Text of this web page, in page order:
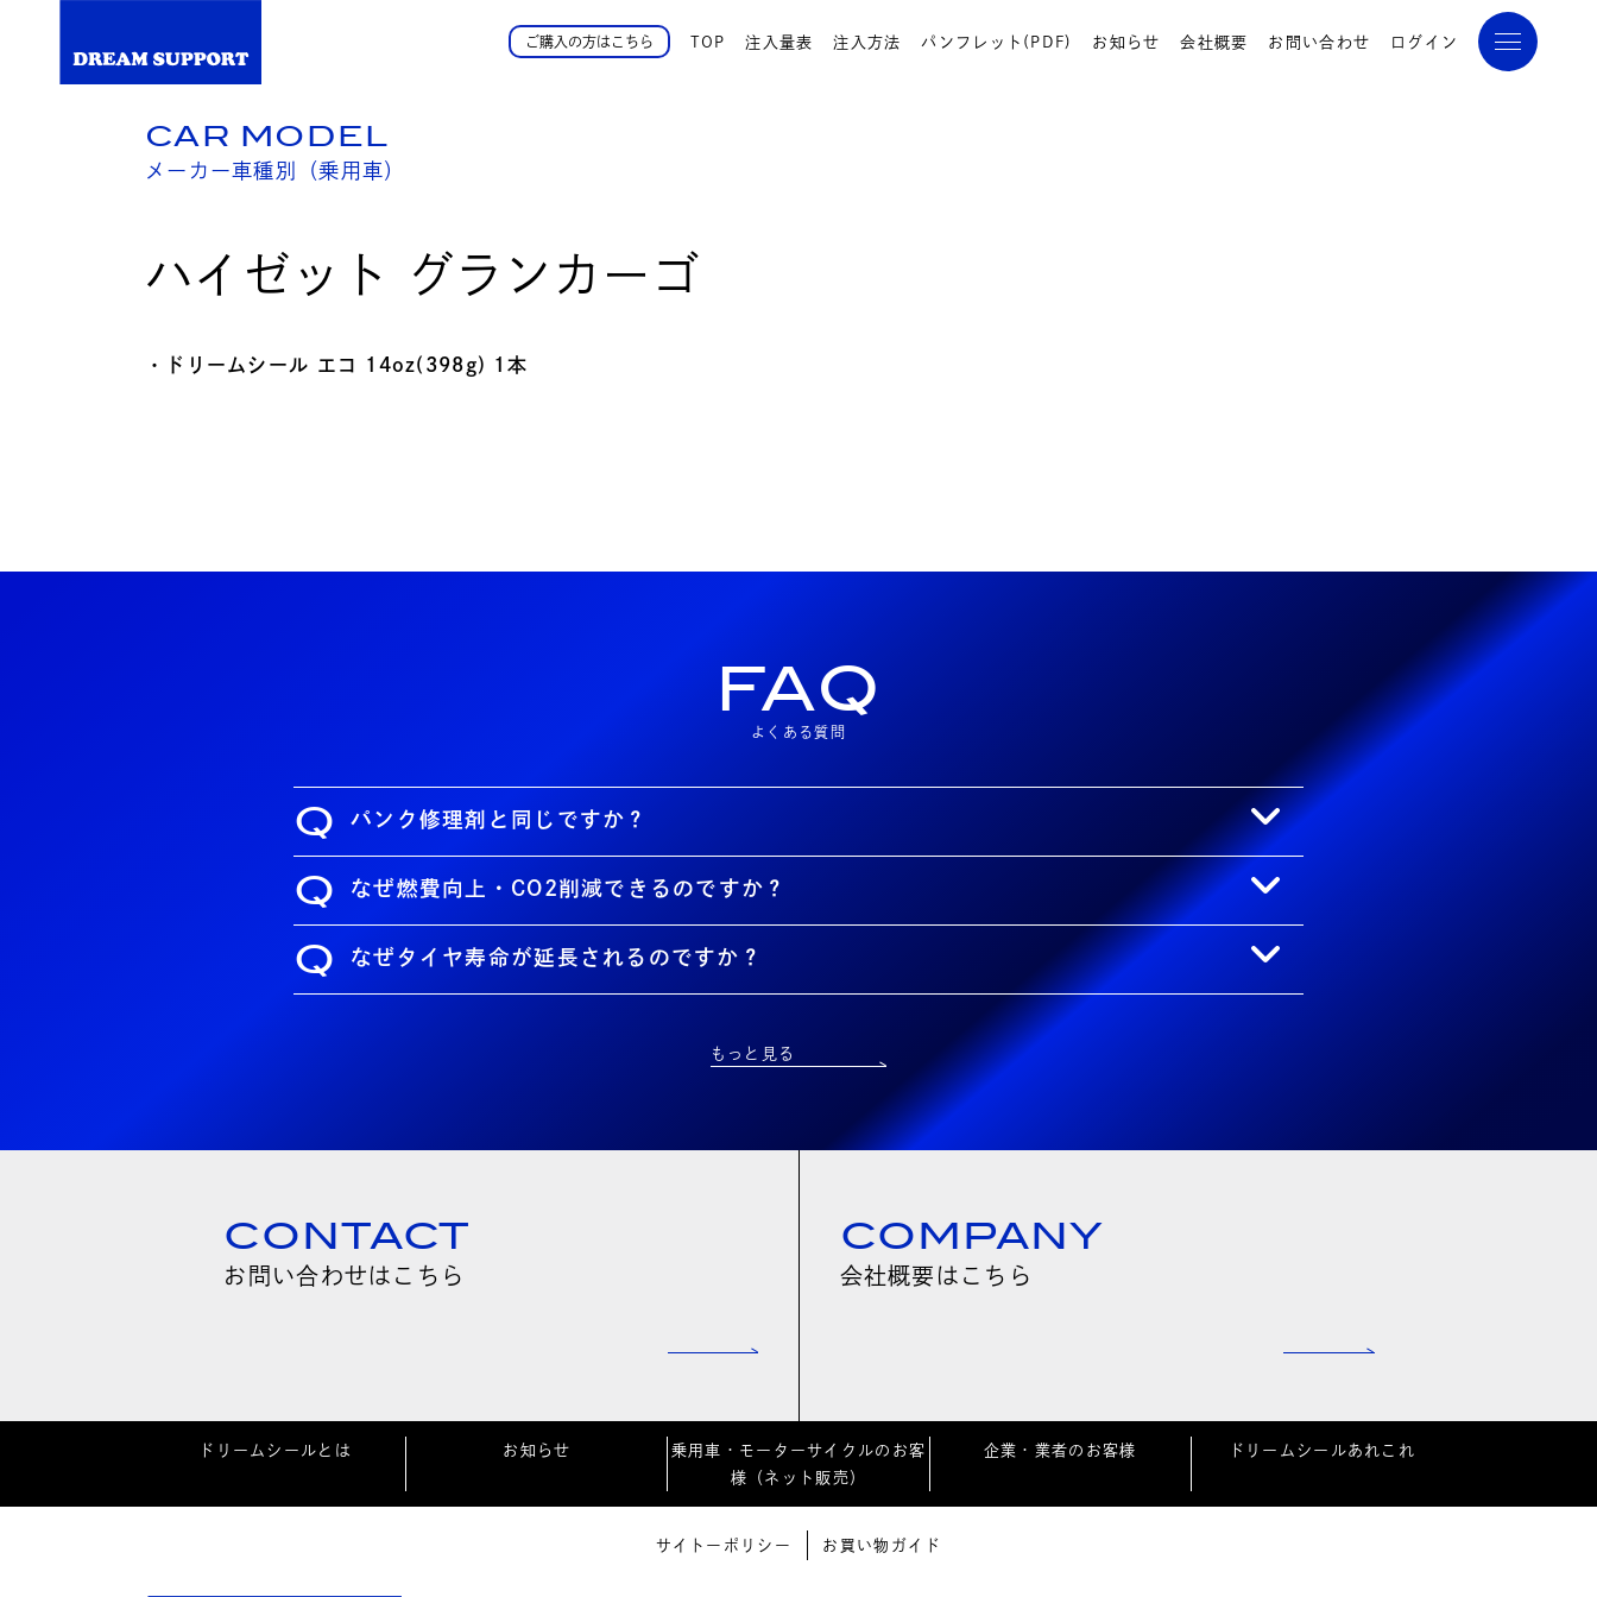
ご購入の方はこちら TOP 注入量表 注入方法 パンフレット(PDF) お知らせ 会社概要 お問い合わせ ログイン
CAR MODEL
メーカー車種別（乗用車）
ハイゼット グランカーゴ
・ドリームシール エコ 14oz(398g) 1本
FAQ
よくある質問
Q パンク修理剤と同じですか？
Q なぜ燃費向上・CO2削減できるのですか？
Q なぜタイヤ寿命が延長されるのですか？
もっと見る
CONTACT
お問い合わせはこちら
COMPANY
会社概要はこちら
ドリームシールとは お知らせ
乗用車・モーターサイクルのお客
様（ネット販売）
企業・業者のお客様 ドリームシールあれこれ
サイトーポリシー お買い物ガイド